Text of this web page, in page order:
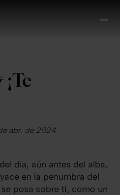
abr. de 2024
día, aún antes del alba,
en la penumbra del
posa sobre ti, como un